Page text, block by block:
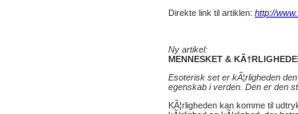
Direkte link til artiklen: http://
Ny artikel:
MENNESKET &
Esoterisk set er kÃ¦rligheden
egenskab i verden. Den er den
KÃ¦rligheden kan komme til